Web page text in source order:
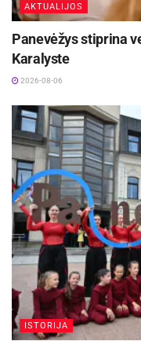
AKTUALIJOS
Panevėžys stiprina
Karalyste
2026-08-06
ISTORIJA